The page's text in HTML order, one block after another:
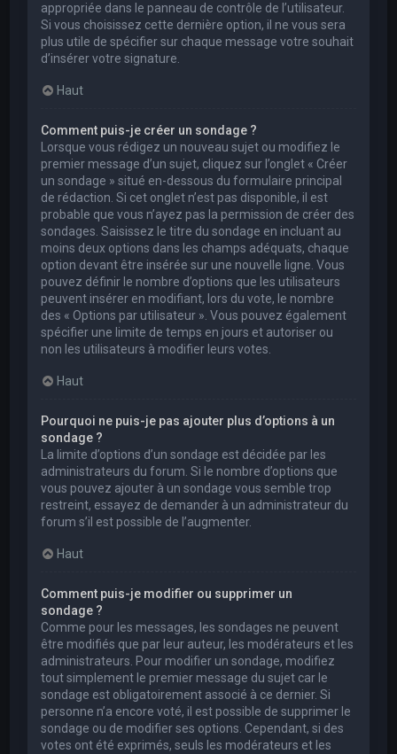
appropriée dans le panneau de contrôle de l’utilisateur.
Si vous choisissez cette dernière option, il ne vous sera
plus utile de spécifier sur chaque message votre souhait
d’insérer votre signature.
Haut
Comment puis-je créer un sondage ?
Lorsque vous rédigez un nouveau sujet ou modifiez le
premier message d’un sujet, cliquez sur l’onglet « Créer
un sondage » situé en-dessous du formulaire principal
de rédaction. Si cet onglet n’est pas disponible, il est
probable que vous n’ayez pas la permission de créer des
sondages. Saisissez le titre du sondage en incluant au
moins deux options dans les champs adéquats, chaque
option devant être insérée sur une nouvelle ligne. Vous
pouvez définir le nombre d’options que les utilisateurs
peuvent insérer en modifiant, lors du vote, le nombre
des « Options par utilisateur ». Vous pouvez également
spécifier une limite de temps en jours et autoriser ou
non les utilisateurs à modifier leurs votes.
Haut
Pourquoi ne puis-je pas ajouter plus d’options à un
sondage ?
La limite d’options d’un sondage est décidée par les
administrateurs du forum. Si le nombre d’options que
vous pouvez ajouter à un sondage vous semble trop
restreint, essayez de demander à un administrateur du
forum s’il est possible de l’augmenter.
Haut
Comment puis-je modifier ou supprimer un
sondage ?
Comme pour les messages, les sondages ne peuvent
être modifiés que par leur auteur, les modérateurs et les
administrateurs. Pour modifier un sondage, modifiez
tout simplement le premier message du sujet car le
sondage est obligatoirement associé à ce dernier. Si
personne n’a encore voté, il est possible de supprimer le
sondage ou de modifier ses options. Cependant, si des
votes ont été exprimés, seuls les modérateurs et les